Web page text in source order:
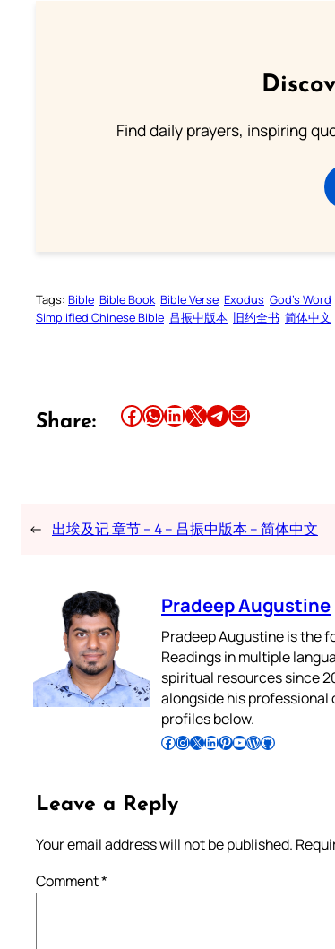
Find daily prayers, inspiring
Tags: Bible Bible Book Bible Verse Exodus God’s Word
Simplified Chinese Bible 吕振中版本 旧约全书 简体中文
Share: Share this article on Facebook Share this article on WhatsApp Share this article on LinkedIn Share this article on X Share this article on TelegramEmail this Article
← 出埃及记 章节 – 4 – 吕振中版本 – 简体中文
Pradeep Augustine
Pradeep Augustine is the
Readings in multiple
spiritual resources since
alongside his professional
profiles below.
Follow Pradeep on Facebook Follow Pradeep on InstagramFollow Pradeep on X Follow Pradeep on LinkedIn Follow Pradeep on Pinterest Subscribe to Pradeep’s Youtube Channel Follow Pradeep on WordPress Follow Pradeep on GitHub
Leave a Reply
Your email address will not be published.
Comment*